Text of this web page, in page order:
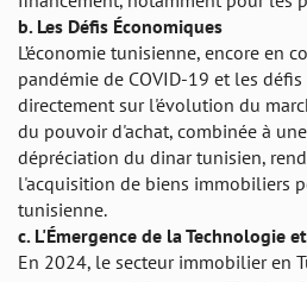
b. Les Défis Économiques
L’économie tunisienne, encore en
pandémie de COVID-19 et les
directement sur l'évolution du
du pouvoir d'achat, combinée à
dépréciation du dinar tunisien,
l'acquisition de biens immobiliers
tunisienne.
c. L'Émergence de la Technologie
En 2024, le secteur immobilier en